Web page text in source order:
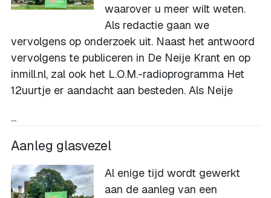
waarover u meer wilt weten.
Als redactie gaan we
vervolgens op onderzoek uit. Naast het antwoord
vervolgens te publiceren in De Neije Krant en op
inmill.nl, zal ook het L.O.M.-radioprogramma Het
12uurtje er aandacht aan besteden. Als Neije
...
Aanleg glasvezel
Al enige tijd wordt gewerkt
aan de aanleg van een